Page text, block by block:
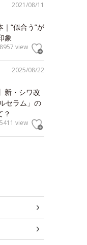
2021/08/11
“似合う”が
象
view
2025/08/22
新・シワ改
セラム」の
？
5411 view